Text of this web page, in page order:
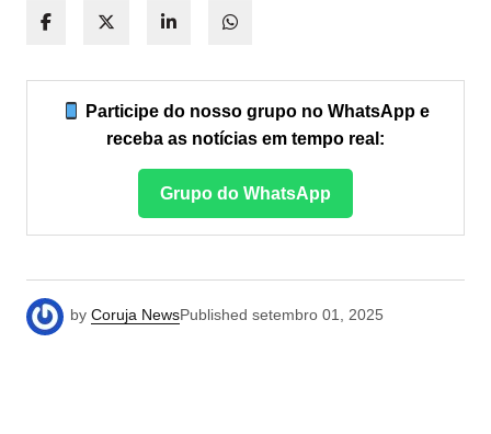
Participe do nosso grupo no WhatsApp e
receba as notícias em tempo real:
Grupo do WhatsApp
by Coruja NewsPublished setembro 01, 2025